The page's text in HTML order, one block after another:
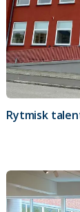
Rytmisk